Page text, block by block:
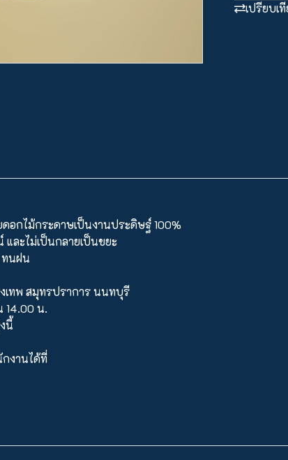
เปรียบเ
กไม้กระดาษเป็นงานประดิษฐ์ 100%
ละไม่เป็นกลายเป็นขยะ
ทนฝน
เทพ สมุทรปราการ นนทบุรี
14.00 น.
นี้
งานได้ที่